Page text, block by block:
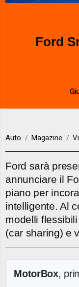
Ford
Auto Magazine
Ford sarà
annunciare il
piano per
intelligente. Al
modelli
(car sharing) e
MotorBox,